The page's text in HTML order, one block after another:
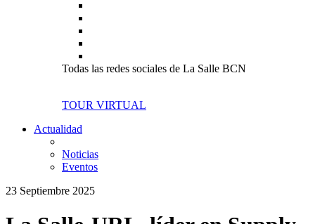
Todas las redes sociales de La Salle BCN
TOUR VIRTUAL
Actualidad
Noticias
Eventos
23 Septiembre 2025